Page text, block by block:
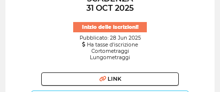
31 OCT 2025
Inizio delle iscrizioni!
Pubblicato: 28 Jun 2025
Ha tasse d'iscrizione
Cortometraggi
Lungometraggi
LINK